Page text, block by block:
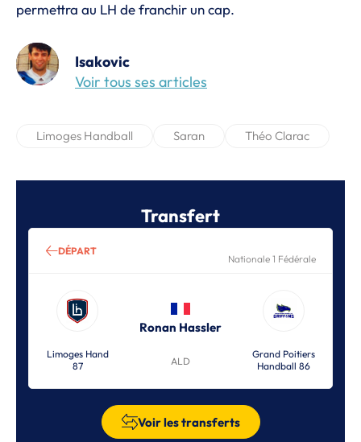
permettra au LH de franchir un cap.
Isakovic
Voir tous ses articles
Limoges Handball Saran Théo Clarac
Transfert
DÉPART
Nationale 1 Fédérale
Limoges Hand
87
Ronan Hassler
ALD
Grand Poitiers
Handball 86
Voir les transferts